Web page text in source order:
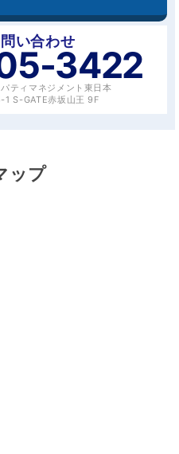
い合わせ
3422
ティマネジメント東日本
1 S-GATE赤坂山王 9F
ップ